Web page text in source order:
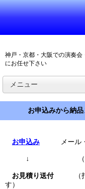
神戸・京都・大阪での演奏
にお任せ下さい
お申込みから納品
お申込み メール・
↓ （1日～
お見積り送付
す）